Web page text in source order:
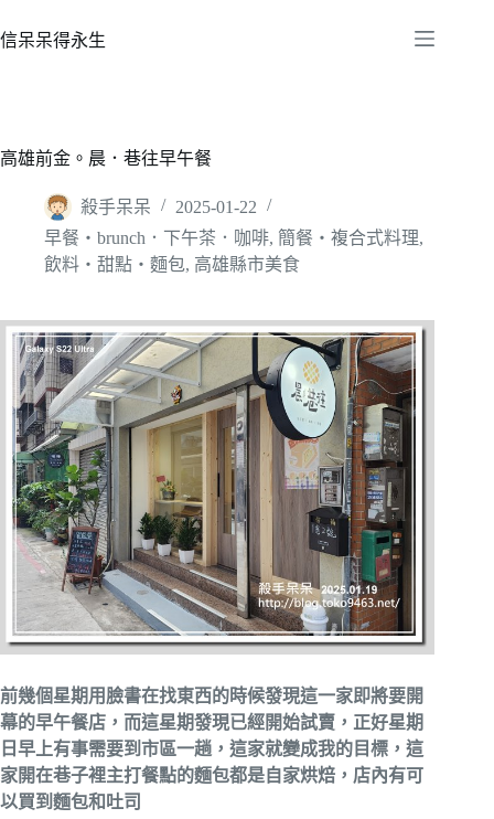
至
容
信呆呆得永生
高雄前金。晨．巷往早午餐
殺手呆呆
2025-01-22
早餐‧brunch．下午茶．咖啡, 簡餐‧複合式料理,
飲料‧甜點‧麵包, 高雄縣市美食
前幾個星期用臉書在找東西的時候發現這一家即將要開
幕的早午餐店，而這星期發現已經開始試賣，正好星期
日早上有事需要到市區一趟，這家就變成我的目標，這
家開在巷子裡主打餐點的麵包都是自家烘焙，店內有可
以買到麵包和吐司